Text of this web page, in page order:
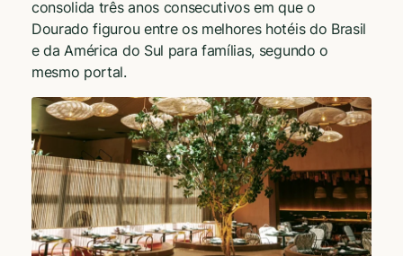
consolida três anos consecutivos em que o
Dourado figurou entre os melhores hotéis do Brasil
e da América do Sul para famílias, segundo o
mesmo portal.